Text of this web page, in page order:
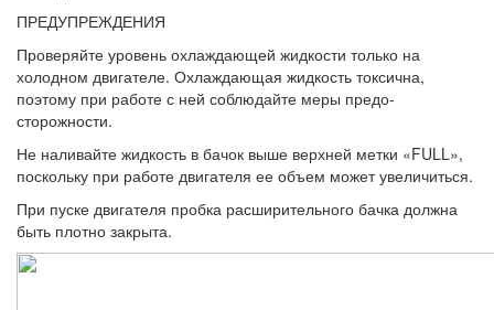
ПРЕДУПРЕЖДЕНИЯ
Проверяйте уровень охлаждающей жидко­сти только на
холодном двигателе. Охлаждающая жидкость токсична,
поэтому при работе с ней соблюдайте меры предо­
сторожности.
Не наливайте жидкость в бачок выше верх­ней метки «FULL»,
поскольку при работе дви­гателя ее объем может увеличиться.
При пуске двигателя пробка расширительно­го бачка должна
быть плотно закрыта.